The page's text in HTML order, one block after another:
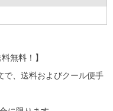
無料！】
で、送料およびクール便手